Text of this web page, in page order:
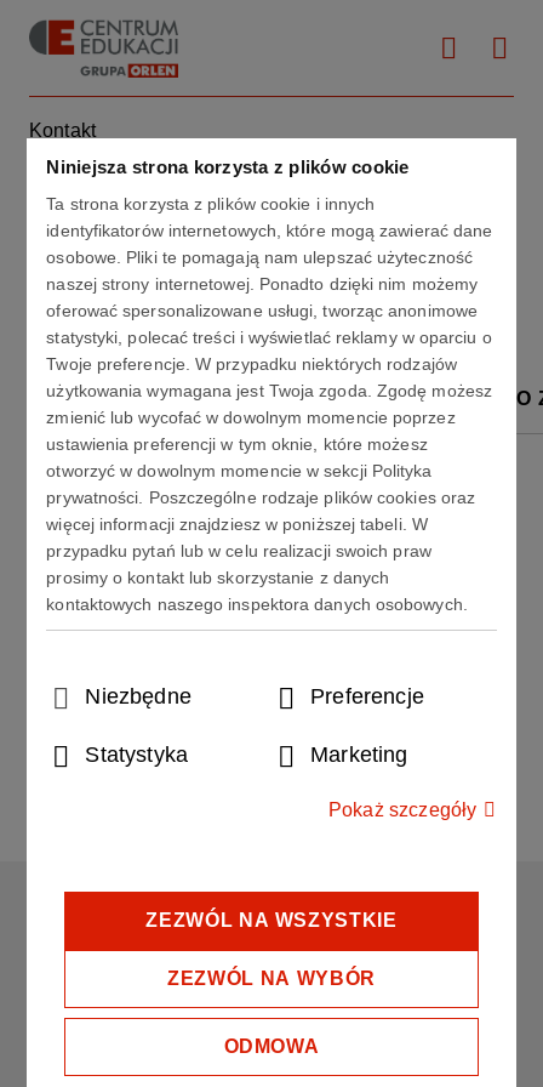
Niniejsza strona korzysta z plików cookie
Ta strona korzysta z plików cookie i innych
identyfikatorów internetowych, które mogą zawierać dane
osobowe. Pliki te pomagają nam ulepszać użyteczność
naszej strony internetowej. Ponadto dzięki nim możemy
oferować spersonalizowane usługi, tworząc anonimowe
statystyki, polecać treści i wyświetlać reklamy w oparciu o
Twoje preferencje. W przypadku niektórych rodzajów
użytkowania wymagana jest Twoja zgoda. Zgodę możesz
zmienić lub wycofać w dowolnym momencie poprzez
ustawienia preferencji w tym oknie, które możesz
otworzyć w dowolnym momencie w sekcji Polityka
prywatności. Poszczególne rodzaje plików cookies oraz
więcej informacji znajdziesz w poniższej tabeli. W
przypadku pytań lub w celu realizacji swoich praw
prosimy o kontakt lub skorzystanie z danych
kontaktowych naszego inspektora danych osobowych.
WybórNiezbędne Preferencje
Statystyka Marketing
Pokaż szczegóły
ZEZWÓL NA WSZYSTKIE
ZEZWÓL NA WYBÓR
ODMOWA
Kontakt
Kontakt
DANE KONTAKTOWE I REJESTROWE BIURO
Zespół szkół
Sekretariat
Tel. +48 24 365 86 32
Fax: +48 24 365 86 49
CENTRUM EDUKACJI GRUPA ORLEN
Wszystkie prawa zastrzeżone